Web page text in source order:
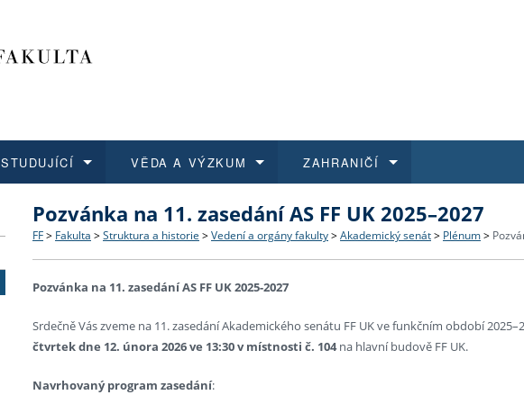
Struktura a historie
Strategie a další dokumenty
Absolventi fakulty
Co studovat a jak se přihlásit
Učitelské studijní programy
STUDUJÍCÍ
Bakalářské a magisterské studium
Doktorské studium
VĚDA A VÝZKUM
O vědě a výzkumu na FF UK
Akademické kvalifikace
ZAHRANIČÍ
Aktuální nabídky a výběrová řízení
Vyjíždějící studenti
Vyjíždějící zaměstnanci
Pozvánka na 11. zasedání AS FF UK 2025–2027
FF > Fakulta > Struktura a historie > Vedení a orgány fakulty > Akademický senát > Plénum >
Pozvánka na 11. zasedání AS FF UK 2025-2027
Srdečně Vás zveme na 11. zasedání Akademického senátu FF UK ve funkčním období
čtvrtek dne 12. února 2026 ve 13:30 v místnosti č. 104na hlavní budově FF UK.
Navrhovaný program zasedání: